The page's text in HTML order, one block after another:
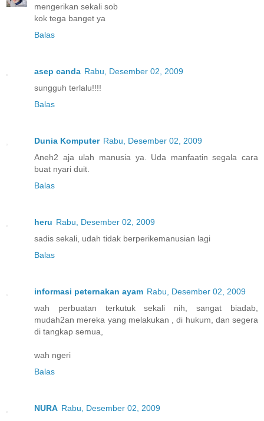
mengerikan sekali sob
kok tega banget ya
Balas
asep canda Rabu, Desember 02, 2009
sungguh terlalu!!!!
Balas
Dunia Komputer Rabu, Desember 02, 2009
Aneh2 aja ulah manusia ya. Uda manfaatin segala cara
buat nyari duit.
Balas
heru Rabu, Desember 02, 2009
sadis sekali, udah tidak berperikemanusian lagi
Balas
informasi peternakan ayam Rabu, Desember 02, 2009
wah perbuatan terkutuk sekali nih, sangat biadab,
mudah2an mereka yang melakukan , di hukum, dan segera
di tangkap semua,
wah ngeri
Balas
NURA Rabu, Desember 02, 2009